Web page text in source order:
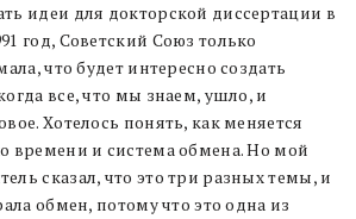
идеи для докторской диссертации в
год, Советский Союз только
что будет интересно создать
все, что мы знаем, ушло, и
Хотелось понять, как меняется
времени и система обмена. Но мой
сказал, что это три разных темы, и
обмен, потому что это одна из